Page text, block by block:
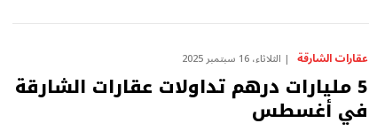
عقارات الشارقة الثلاثاء، 16 سبتمبر 2025
5 مليارات درهم تداولات عقارات الشارقة
في أغسطس